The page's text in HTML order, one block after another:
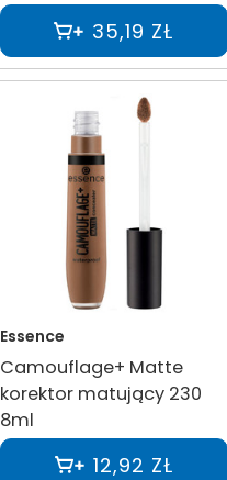
35,19 ZŁ
Essence
Camouflage+ Matte
korektor matujący 230
8ml
12,92 ZŁ